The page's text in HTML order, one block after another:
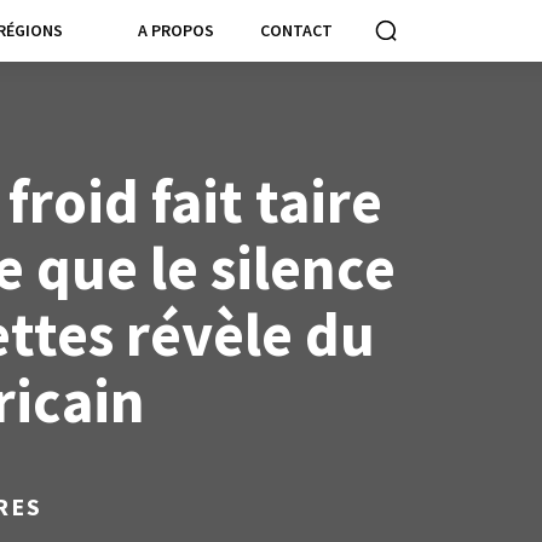
A PROPOS CONTACT
froid fait taire
que le silence
révèle du